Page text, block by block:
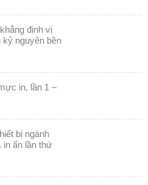
nguyên bền
in ấn lần thứ